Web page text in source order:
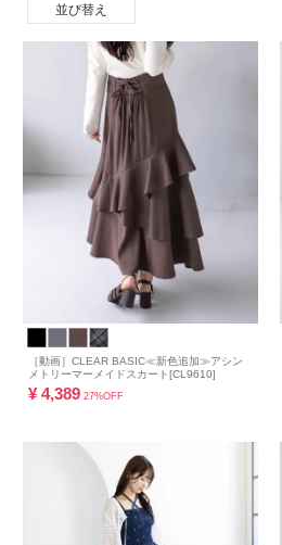
並び替え
［動画］CLEAR BASIC≪新色追加≫アシン
メトリーマーメイドスカート[CL9610]
¥ 4,389 27%OFF